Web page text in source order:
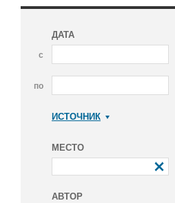
ДАТА
с
по
ИСТОЧНИК
МЕСТО
АВТОР